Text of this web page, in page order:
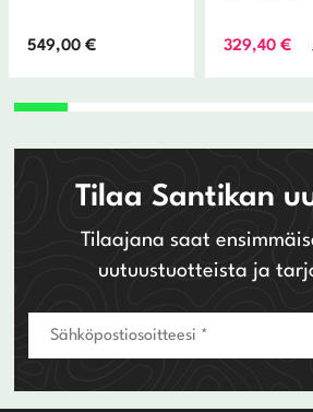
549,00€ 329,40€
Tilaa Santikan
Tilaajana saat
uutuustuotteista ja